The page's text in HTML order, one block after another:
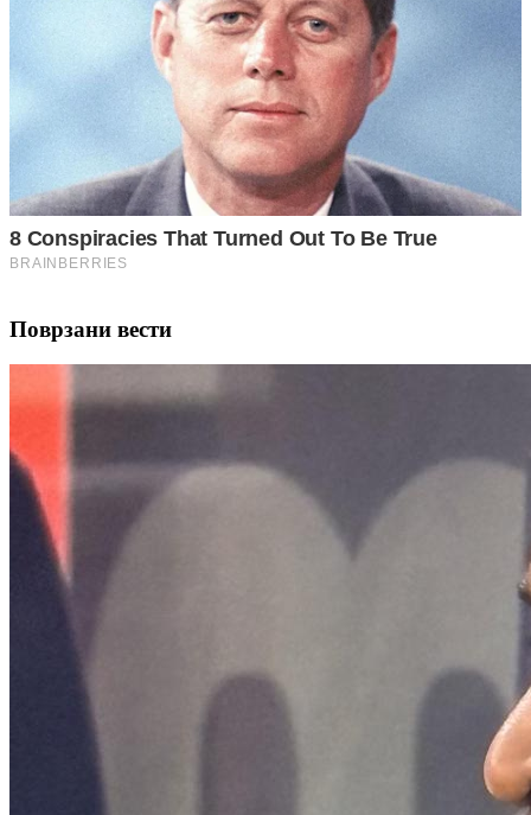
Поврзани вести